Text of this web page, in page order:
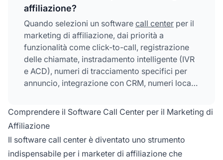
affiliazione?
Quando selezioni un software call center per il
marketing di affiliazione, dai priorità a
funzionalità come click-to-call, registrazione
delle chiamate, instradamento intelligente (IVR
e ACD), numeri di tracciamento specifici per
annuncio, integrazione con CRM, numeri locali,
reale. Queste funzioni consentono
un'attribuzione precisa dei lead, un miglior
tracciamento delle conversioni e
un'ottimizzazione delle performance delle
campagne affiliate.
Comprendere il Software Call Center per il Marketing di
Affiliazione
Il software call center è diventato uno strumento
indispensabile per i marketer di affiliazione che